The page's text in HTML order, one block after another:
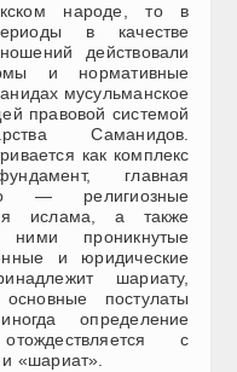
народе, то в
в качестве
действовали
и нормативные
мусульманское
правовой системой
Саманидов.
как комплекс
главная
— религиозные
ислама, а также
проникнутые
и юридические
шариату,
постулаты
определение
с
«шариат».